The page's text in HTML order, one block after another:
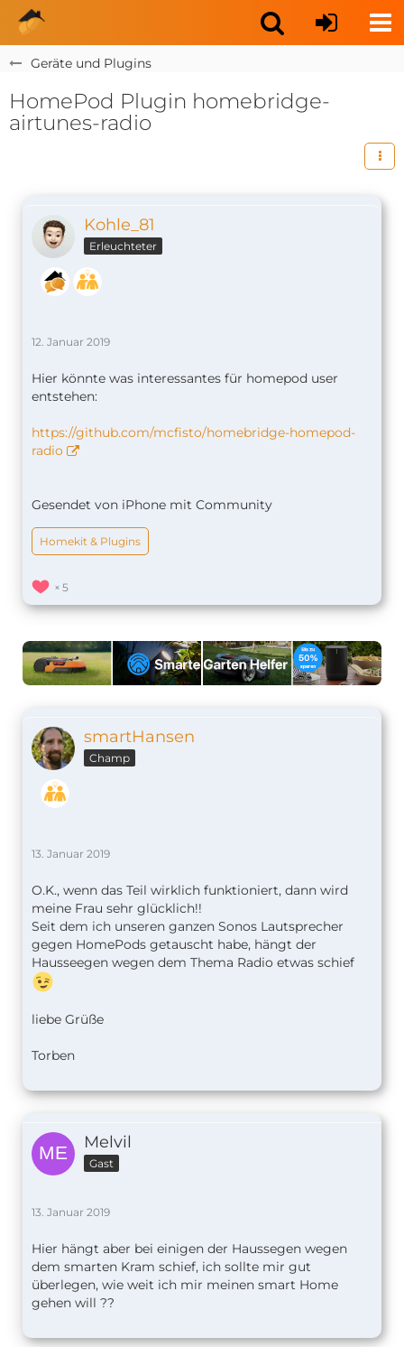
Geräte und Plugins
HomePod Plugin homebridge-
airtunes-radio
Kohle_81
Erleuchteter
12. Januar 2019
Hier könnte was interessantes für homepod user
entstehen:
https://github.com/mcfisto/homebridge-homepod-
radio
Gesendet von iPhone mit Community
Homekit & Plugins
5
smartHansen
Champ
13. Januar 2019
O.K., wenn das Teil wirklich funktioniert, dann wird
meine Frau sehr glücklich!!
Seit dem ich unseren ganzen Sonos Lautsprecher
gegen HomePods getauscht habe, hängt der
Hausseegen wegen dem Thema Radio etwas schief
liebe Grüße
Torben
Melvil
Gast
13. Januar 2019
Hier hängt aber bei einigen der Haussegen wegen
dem smarten Kram schief, ich sollte mir gut
überlegen, wie weit ich mir meinen smart Home
gehen will ??